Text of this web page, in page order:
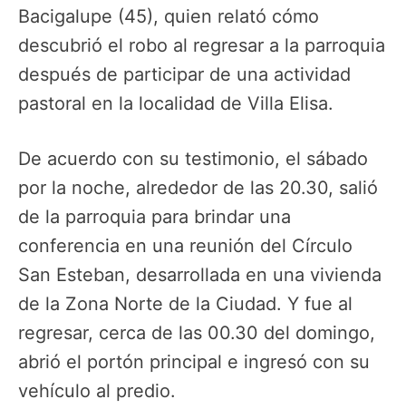
Bacigalupe (45), quien relató cómo
descubrió el robo al regresar a la parroquia
después de participar de una actividad
pastoral en la localidad de Villa Elisa.
De acuerdo con su testimonio, el sábado
por la noche, alrededor de las 20.30, salió
de la parroquia para brindar una
conferencia en una reunión del Círculo
San Esteban, desarrollada en una vivienda
de la Zona Norte de la Ciudad. Y fue al
regresar, cerca de las 00.30 del domingo,
abrió el portón principal e ingresó con su
vehículo al predio.